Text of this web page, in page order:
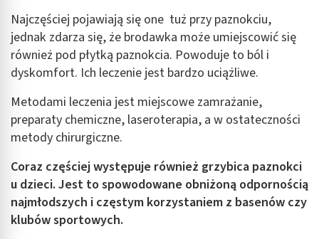
Najczęściej pojawiają się one tuż przy paznokciu,
jednak zdarza się, że brodawka może umiejscowić się
również pod płytką paznokcia. Powoduje to ból i
dyskomfort. Ich leczenie jest bardzo uciążliwe.
Metodami leczenia jest miejscowe zamrażanie,
preparaty chemiczne, laseroterapia, a w ostateczności
metody chirurgiczne.
Coraz częściej występuje również grzybica paznokci
u dzieci. Jest to spowodowane obniżoną odpornością
najmłodszych i częstym korzystaniem z basenów czy
klubów sportowych.